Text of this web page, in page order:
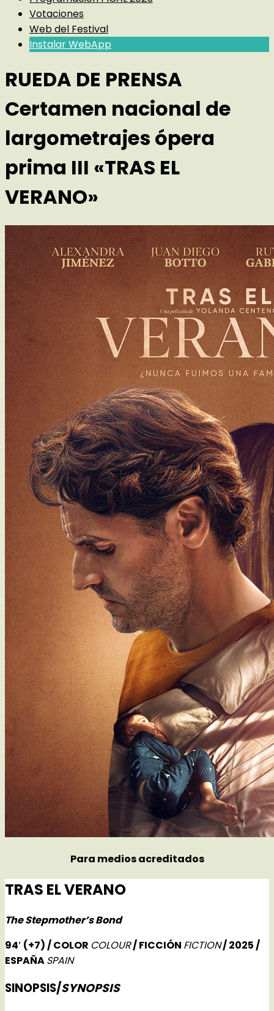
Votaciones
Web del Festival
Instalar WebApp
RUEDA DE PRENSA
Certamen nacional de
largometrajes ópera
prima III «TRAS EL
VERANO»
Para medios acreditados
TRAS EL VERANO
The Stepmother’s Bond
94′ (+7)/ COLOR COLOUR/ FICCIÓN FICTION/ 2025 /
ESPAÑASPAIN
SINOPSIS/SYNOPSIS